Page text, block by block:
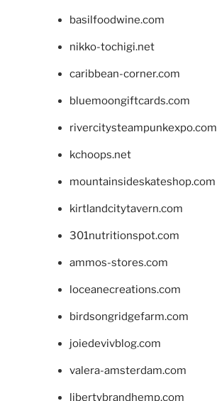
basilfoodwine.com
nikko-tochigi.net
caribbean-corner.com
bluemoongiftcards.com
rivercitysteampunkexpo.com
kchoops.net
mountainsideskateshop.com
kirtlandcitytavern.com
301nutritionspot.com
ammos-stores.com
loceanecreations.com
birdsongridgefarm.com
joiedevivblog.com
valera-amsterdam.com
libertybrandhemp.com